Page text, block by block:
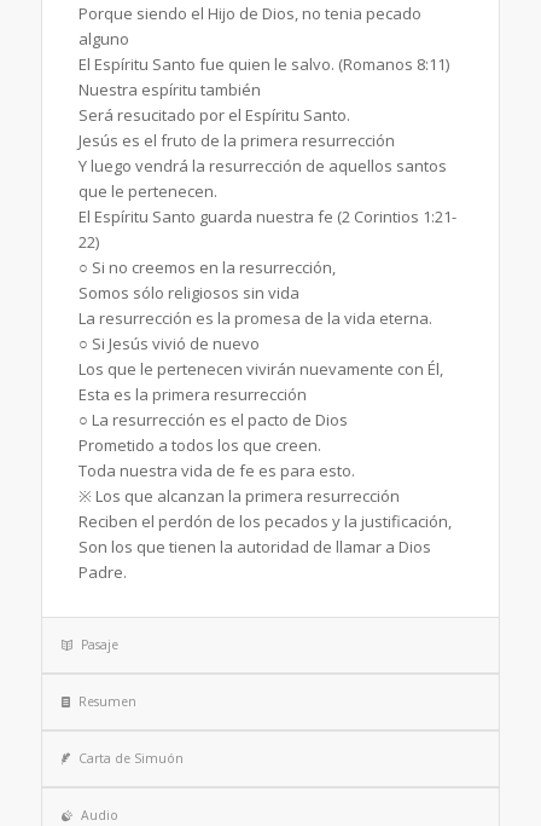
Porque siendo el Hijo de Dios, no tenia pecado
alguno
El Espíritu Santo fue quien le salvo. (Romanos 8:11)
Nuestra espíritu también
Será resucitado por el Espíritu Santo.
Jesús es el fruto de la primera resurrección
Y luego vendrá la resurrección de aquellos santos
que le pertenecen.
El Espíritu Santo guarda nuestra fe (2 Corintios 1:21-
22)
○ Si no creemos en la resurrección,
Somos sólo religiosos sin vida
La resurrección es la promesa de la vida eterna.
○ Si Jesús vivió de nuevo
Los que le pertenecen vivirán nuevamente con Él,
Esta es la primera resurrección
○ La resurrección es el pacto de Dios
Prometido a todos los que creen.
Toda nuestra vida de fe es para esto.
※ Los que alcanzan la primera resurrección
Reciben el perdón de los pecados y la justificación,
Son los que tienen la autoridad de llamar a Dios
Padre.
Pasaje
Resumen
Carta de Simuón
Audio